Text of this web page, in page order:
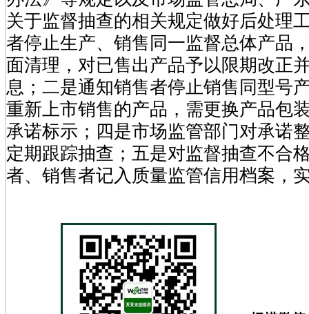
关于监督抽查的相关规定做好后处理
者停止生产、销售同一监督总体产品
面清理，对已售出产品予以限期改正
息；二是通知销售者停止销售同型号
重新上市销售的产品，需更换产品包
承诺标示；四是市场监管部门对承诺
定期跟踪抽查；五是对监督抽查不合
者、销售者记入质量监管信用档案，